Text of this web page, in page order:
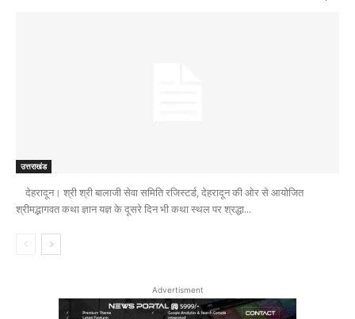
उत्तराखंड
देहरादून। श्री श्री बालाजी सेवा समिति रजिस्टर्ड, देहरादून की ओर से आयोजित
श्रीमद्भागवत कथा ज्ञान यज्ञ के दूसरे दिन भी कथा स्थल पर श्रद्धा...
Advertisment